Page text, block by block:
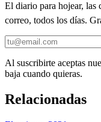
El diario para hojear,
correo, todos los días.
Al suscribirte aceptas
baja cuando quieras.
Relacionadas